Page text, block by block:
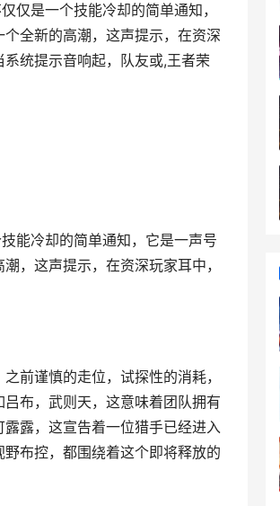
仅是一个技能冷却的简单通知，
全新的高潮，这声提示，在资深
统提示音响起，队友或,王者荣
能冷却的简单通知，它是一声号
，这声提示，在资深玩家耳中，
前谨慎的走位，试探性的消耗，
布，武则天，这意味着团队拥有
露，这宣告着一位猎手已经进入
布控，都围绕着这个即将释放的